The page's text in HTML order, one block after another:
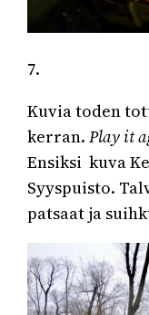
7.
Kuvia toden
kerran.Play it
Ensiksi kuva
Syyspuisto.
patsaat ja